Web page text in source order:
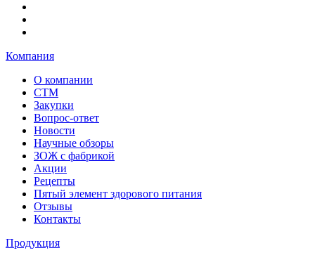
Компания
О компании
СТМ
Закупки
Вопрос-ответ
Новости
Научные обзоры
ЗОЖ с фабрикой
Акции
Рецепты
Пятый элемент здорового питания
Отзывы
Контакты
Продукция